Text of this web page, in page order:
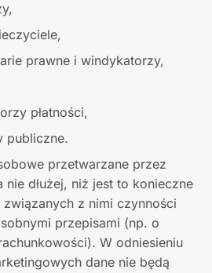
prawne i windykatorzy,
płatności,
publiczne.
przetwarzane przez
nie dłużej, niż jest to konieczne
z nimi czynności
przepisami (np. o
W odniesieniu
dane nie będą